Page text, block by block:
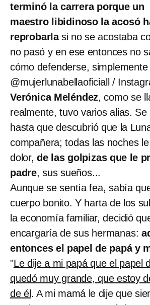
terminó la carrera porque un
maestro libidinoso la acosó
reprobarlasi no se acostaba
no pasó y en ese entonces no
cómo defenderse, simplemente
@mujerlunabellaoficiall /
Verónica Meléndez, como se
realmente, tuvo varios alias.
hasta que descubrió que la
compañera; todas las noches
dolor,de las golpizas que le
padre, sus sueños...
Aunque se sentía fea, sabía
cuerpo bonito. Y harta de los
la economía familiar, decidió
encargaría de sus hermanas:
entonces el papel de papá y
"Le dije a mi papá que el papel
quedó muy grande, que estoy
de él . A mi mamá le dije que